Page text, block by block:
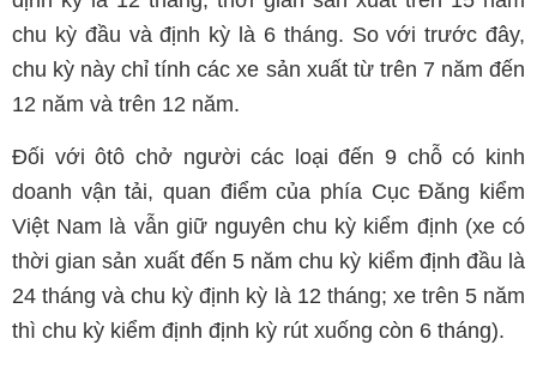
chu kỳ đầu và định kỳ là 6 tháng. So với trước đây,
chu kỳ này chỉ tính các xe sản xuất từ trên 7 năm đến
12 năm và trên 12 năm.
Đối với ôtô chở người các loại đến 9 chỗ có kinh
doanh vận tải, quan điểm của phía Cục Đăng kiểm
Việt Nam là vẫn giữ nguyên chu kỳ kiểm định (xe có
thời gian sản xuất đến 5 năm chu kỳ kiểm định đầu là
24 tháng và chu kỳ định kỳ là 12 tháng; xe trên 5 năm
thì chu kỳ kiểm định định kỳ rút xuống còn 6 tháng).